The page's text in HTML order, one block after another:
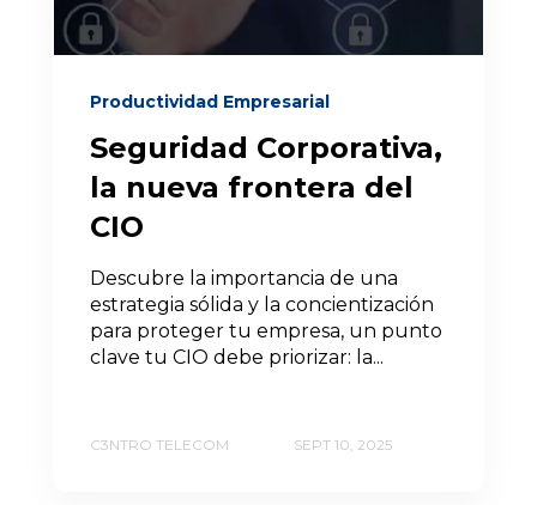
Productividad Empresarial
Seguridad Corporativa,
la nueva frontera del
CIO
Descubre la importancia de una
estrategia sólida y la concientización
para proteger tu empresa, un punto
clave tu CIO debe priorizar: la...
C3NTRO TELECOM SEPT 10, 2025